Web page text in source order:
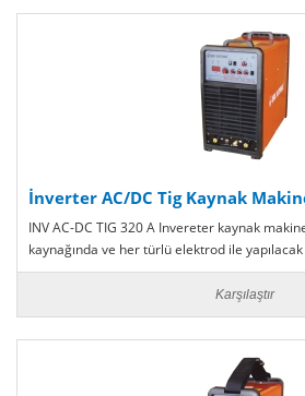
İnverter AC/DC Tig Kaynak
INV AC-DC TIG 320 A Invereter kaynak
kaynağında ve her türlü elektrod ile
Karşılaştır